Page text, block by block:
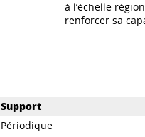
à l’échelle
renforcer sa
Support
Périodique